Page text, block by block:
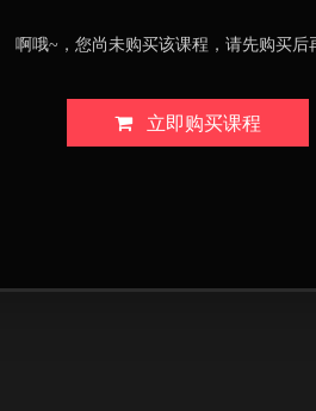
啊哦~，您尚未购买该课程，请先购买后
立即购买课程